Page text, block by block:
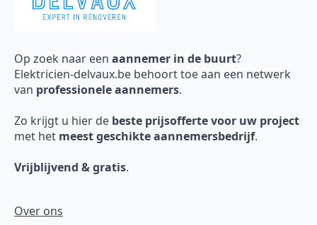
Op zoek naar een aannemer in de buurt?
Elektricien-delvaux.be behoort toe aan een netwerk
van professionele aannemers.
Zo krijgt u hier de beste prijsofferte voor uw project
met het meest geschikte aannemersbedrijf.
Vrijblijvend & gratis.
Over ons